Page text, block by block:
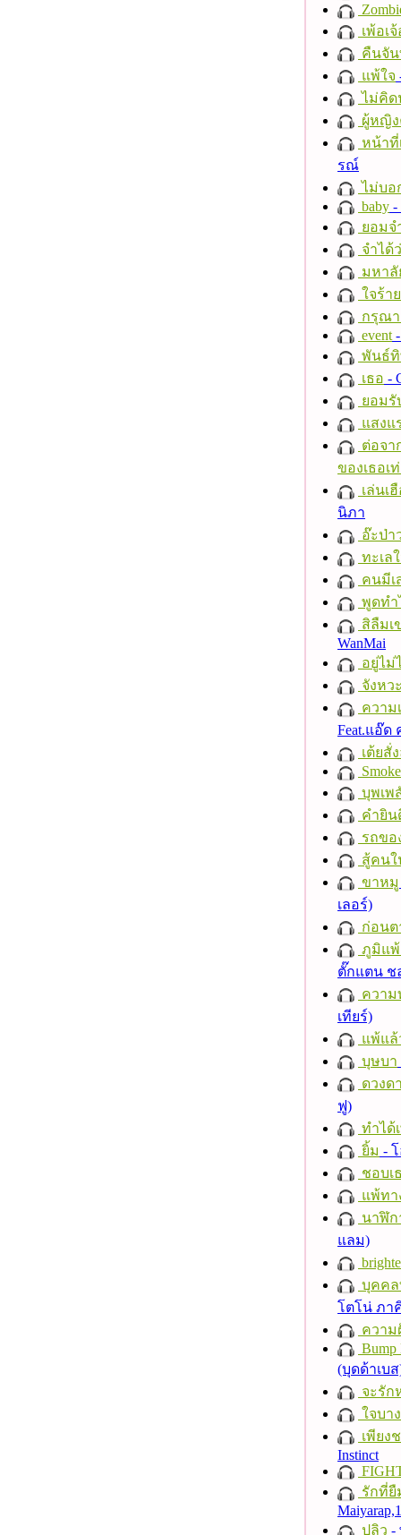
เพ้อเ
คืนจั
แพ้ใจ
ไม่คิด
ผู้หญิ
หน้าที่
รณ์
ไม่บอ
baby -
ยอม
จำได้
มหาลั
ใจร้าย
กรุณา
event
พันธ์
เธอ -
ยอมรั
แสงแ
ต่อจา
ของเธอเ
เล่นเ
นิภา
อ๊ะป่า
ทะเล
คนมีเ
พูดทำ
สิลืมเ
WanMai
อยู่ไม่
จังหว
ความ
Feat.แอ๊ด
เต้ยสั่
Smoke
บุพเพ
คำยิน
รถขอ
สู้คนใ
ขาหมู
เลอร์)
ก่อนต
ภูมิแพ้
ตั๊กแตน ช
ความ
เทียร์)
แพ้แล้
บุษบา
ดวงด
ฟู)
ทำได้
ยิ้ม -
ชอบเ
แพ้ทา
นาฬิก
แลม)
บุคคล
โตโน่ ภา
ความ
Bump
(บุดด้าเบ
จะรัก
ใจบาง
เพียง
Instinct
รักที่ยื
ปลิว -